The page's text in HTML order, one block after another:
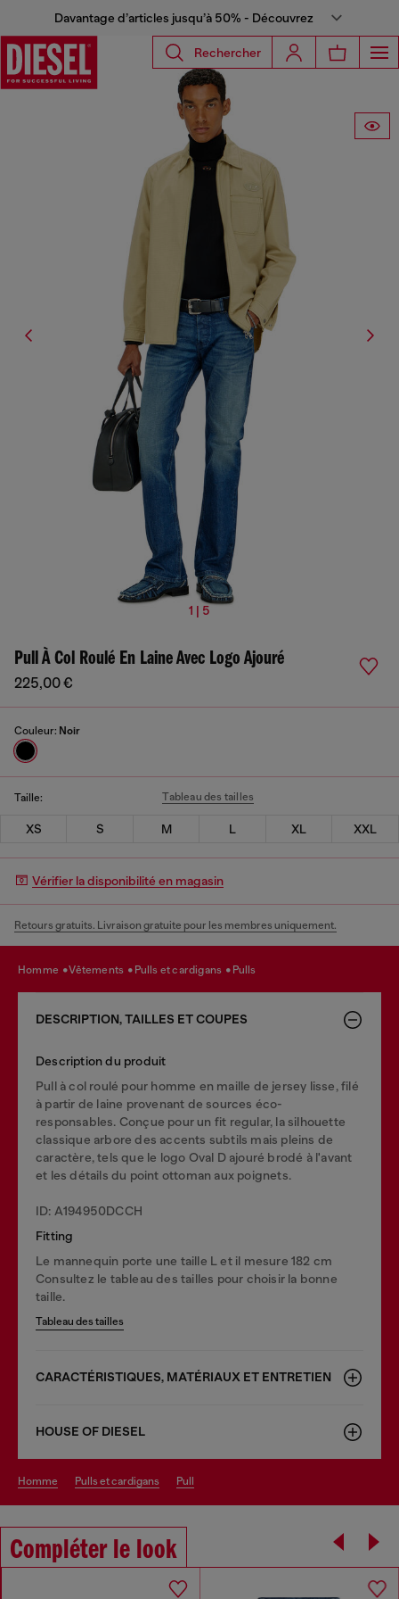
Davantage d’articles jusqu’à 50% - Découvrez
Rechercher
1 | 5
Pull À Col Roulé En Laine Avec Logo Ajouré
225,00 €
Couleur: Noir
Taille: Tableau des tailles
XS S M L XL XXL
Vérifier la disponibilité en magasin
Retours gratuits. Livraison gratuite pour les membres uniquement.
homme vêtements pulls et cardigans pulls
DESCRIPTION, TAILLES ET COUPES
Description du produit
Pull à col roulé pour homme en maille de jersey lisse, filé
à partir de laine provenant de sources éco-
responsables. Conçue pour un fit regular, la silhouette
classique arbore des accents subtils mais pleins de
caractère, tels que le logo Oval D ajouré brodé à l'avant
et les détails du point ottoman aux poignets.
ID: A194950DCCH
Fitting
Le mannequin porte une taille L et il mesure 182 cm
Consultez le tableau des tailles pour choisir la bonne
taille.
Tableau des tailles
CARACTÉRISTIQUES, MATÉRIAUX ET ENTRETIEN
HOUSE OF DIESEL
homme pulls et cardigans pull
Compléter le look